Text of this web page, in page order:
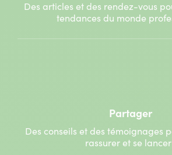
Des articles et des rendez-vous
tendances du monde
Partager
Des conseils et des témoignages
rassurer et se